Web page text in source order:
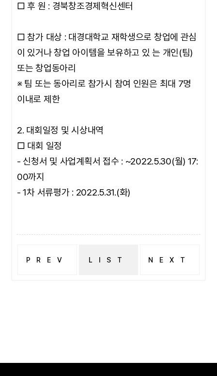
□ 후 원 : 경북창조경제혁신센터
□ 참가 대상 : 대경대학교 재학생으로 창업에 관심
이 있거나 창업 아이템을 보유하고 있 는 개인(팀)
또는 창업동아리
※ 팀 또는 동아리로 참가시 참여 인원은 최대 7명
이내로 제한
2. 대회일정 및 시상내역
□ 대회 일정
- 신청서 및 사업계획서 접수 : ~2022.5.30(월) 17:
00까지
- 1차 서류평가 : 2022.5.31.(화)
PREV LIST NEXT